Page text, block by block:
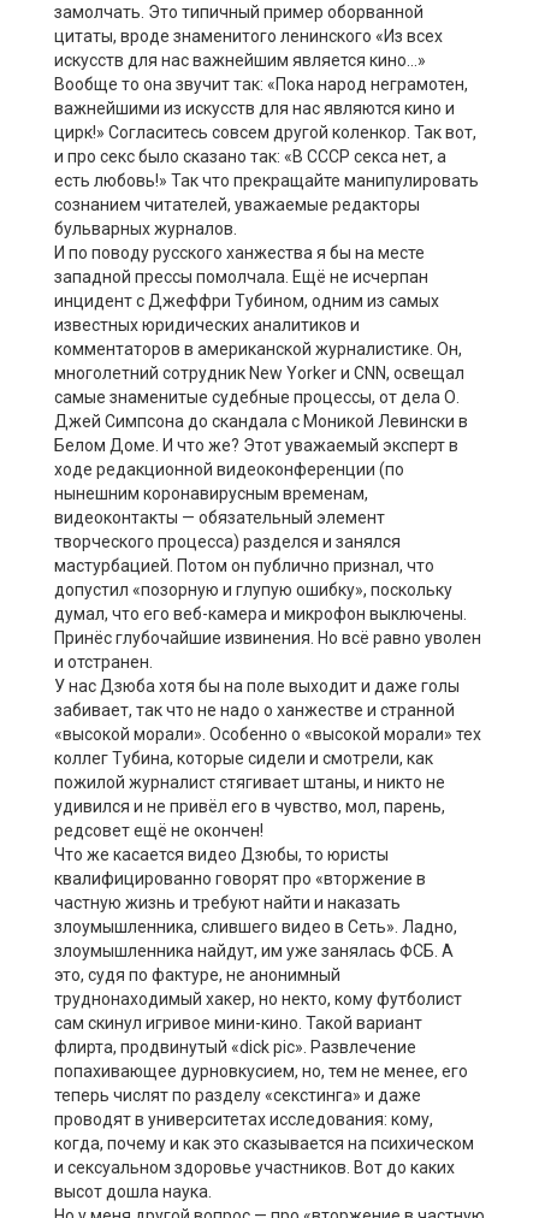
замолчать. Это типичный пример оборванной
цитаты, вроде знаменитого ленинского «Из всех
искусств для нас важнейшим является кино…»
Вообще то она звучит так: «Пока народ неграмотен,
важнейшими из искусств для нас являются кино и
цирк!» Согласитесь совсем другой коленкор. Так вот,
и про секс было сказано так: «В СССР секса нет, а
есть любовь!» Так что прекращайте манипулировать
сознанием читателей, уважаемые редакторы
бульварных журналов.
И по поводу русского ханжества я бы на месте
западной прессы помолчала. Ещё не исчерпан
инцидент с Джеффри Тубином, одним из самых
известных юридических аналитиков и
комментаторов в американской журналистике. Он,
многолетний сотрудник New Yorker и CNN, освещал
самые знаменитые судебные процессы, от дела О.
Джей Симпсона до скандала с Моникой Левински в
Белом Доме. И что же? Этот уважаемый эксперт в
ходе редакционной видеоконференции (по
нынешним коронавирусным временам,
видеоконтакты — обязательный элемент
творческого процесса) разделся и занялся
мастурбацией. Потом он публично признал, что
допустил «позорную и глупую ошибку», поскольку
думал, что его веб-камера и микрофон выключены.
Принёс глубочайшие извинения. Но всё равно уволен
и отстранен.
У нас Дзюба хотя бы на поле выходит и даже голы
забивает, так что не надо о ханжестве и странной
«высокой морали». Особенно о «высокой морали» тех
коллег Тубина, которые сидели и смотрели, как
пожилой журналист стягивает штаны, и никто не
удивился и не привёл его в чувство, мол, парень,
редсовет ещё не окончен!
Что же касается видео Дзюбы, то юристы
квалифицированно говорят про «вторжение в
частную жизнь и требуют найти и наказать
злоумышленника, слившего видео в Сеть». Ладно,
злоумышленника найдут, им уже занялась ФСБ. А
это, судя по фактуре, не анонимный
труднонаходимый хакер, но некто, кому футболист
сам скинул игривое мини-кино. Такой вариант
флирта, продвинутый «dick pic». Развлечение
попахивающее дурновкусием, но, тем не менее, его
теперь числят по разделу «секстинга» и даже
проводят в университетах исследования: кому,
когда, почему и как это сказывается на психическом
и сексуальном здоровье участников. Вот до каких
высот дошла наука.